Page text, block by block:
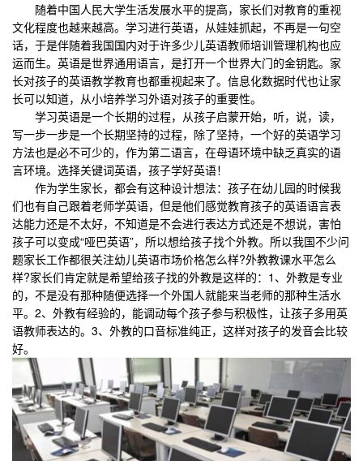
随着中国人民大学生活发展水平的提高，家长们对教育的重视
文化程度也越来越高。学习进行英语，从娃娃抓起，不再是一句空
话，于是伴随着我国国内对于许多少儿英语教师培训管理机构也应
运而生。英语是世界通用语言，是打开一个世界大门的金钥匙。家
长对孩子的英语教学教育也都重视起来了。信息化数据时代也让家
长可以知道，从小培养学习外语对孩子的重要性。
学习英语是一个长期的过程，从孩子启蒙开始，听，说，读，
写一步一步是一个长期坚持的过程，除了坚持，一个好的英语学习
方法也是必不可少的，作为第二语言，在母语环境中缺乏真实的语
言环境。选择关键词英语，孩子学好英语！
作为学生家长，都会有这种设计想法：孩子在幼儿园的时候我
们也有自己跟着老师学英语，但是他们感觉教育孩子的英语语言表
达能力还是不太好，不知道是不会进行表达方式还是不想说，害怕
孩子可以变成“哑巴英语”，所以想给孩子找个外教。所以我国不少问
题家长工作都很关注幼儿英语市场价格怎么样?外教教课水平怎么
样?家长们肯定就是希望给孩子找的外教是这样的：1、外教是专业
的，不是没有那种随便选择一个外国人就能来当老师的那种生活水
平。2、外教有经验的，能调动每个孩子参与积极性，让孩子多用英
语教师表达的。3、外教的口音标准纯正，这样对孩子的发音会比较
好。